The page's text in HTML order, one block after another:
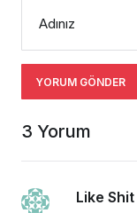
Adınız
YORUM GÖNDER
3 Yorum
Like Shit